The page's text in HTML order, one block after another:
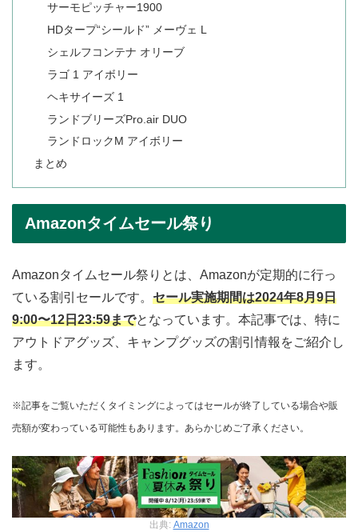
サーモピッチャー1900
HDタープ“シールド” メーヴェ L
シェルフコンテナ オリーブ
ラゴ 1 アイボリー
ヘキサイーズ 1
ランドブリーズPro.air DUO
ランドロックM アイボリー
まとめ
Amazonタイムセール祭り
Amazonタイムセール祭りとは、Amazonが定期的に行っ
ている割引セールです。 セール実施期間は2024年8月9日
9:00〜12日23:59までとなっています。本記事では、特に
アウトドアグッズ、キャンプグッズの割引情報をご紹介し
ます。
※記事をご覧いただくタイミングによってはセールが終了している場合や販
売額が変わっている可能性もあります。あらかじめご了承ください。
出典: Amazon